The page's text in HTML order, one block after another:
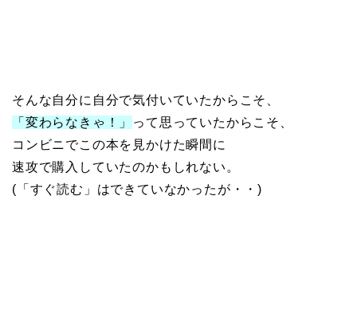
そんな自分に自分で気付いていたからこそ、
「変わらなきゃ！」
って思っていたからこそ、
コンビニでこの本を見かけた瞬間に
速攻で購入していたのかもしれない。
(「すぐ読む」はできていなかったが・・)